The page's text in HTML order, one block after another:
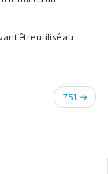
être utilisé au
751